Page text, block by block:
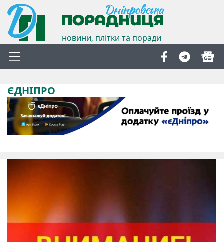
новини, плітки та поради
ЄДНІПРО